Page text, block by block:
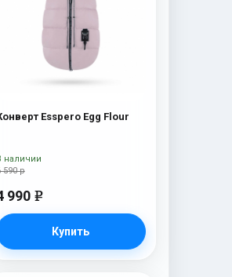
Esspero Egg Flour
590 р
990 e
Купить
наличии